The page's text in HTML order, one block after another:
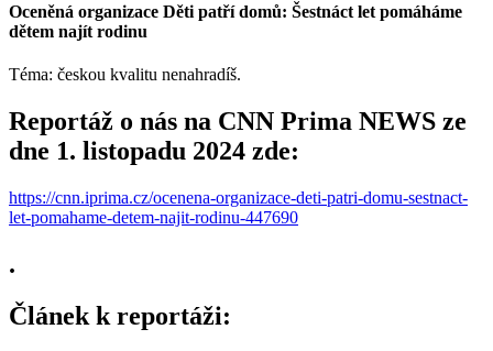
Oceněná organizace Děti patří domů: Šestnáct let pomáháme
dětem najít rodinu
Téma: českou kvalitu nenahradíš.
Reportáž o nás na CNN Prima NEWS ze
dne 1. listopadu 2024 zde:
https://cnn.iprima.cz/ocenena-organizace-deti-patri-domu-sestnact-
let-pomahame-detem-najit-rodinu-447690
.
Článek k reportáži: